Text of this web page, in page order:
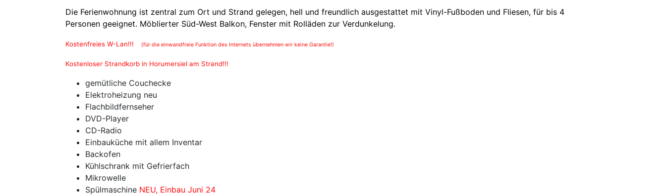
Die Ferienwohnung ist zentral zum Ort und Strand gelegen, hell und freundlich ausgestattet mit Vinyl-Fußboden und Fliesen, für bis 4
Personen geeignet. Möblierter Süd-West Balkon, Fenster mit Rolläden zur Verdunkelung.
Kostenfreies W-Lan!!! (für die einwandfreie Funktion des Internets übernehmen wir keine Garantie!)
Kostenloser Strandkorb in Horumersiel am Strand!!!
gemütliche Couchecke
Elektroheizung neu
Flachbildfernseher
DVD-Player
CD-Radio
Einbauküche mit allem Inventar
Backofen
Kühlschrank mit Gefrierfach
Mikrowelle
Spülmaschine NEU, Einbau Juni 24